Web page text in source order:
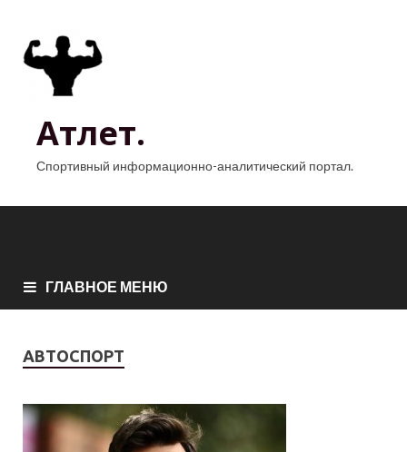
Атлет.
Спортивный информационно-аналитический портал.
ГЛАВНОЕ МЕНЮ
АВТОСПОРТ